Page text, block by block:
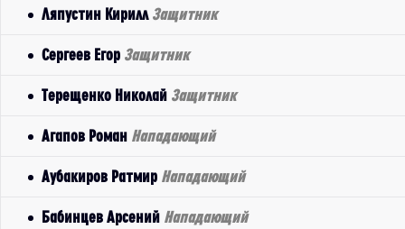
Ляпустин Кирилл Защитник
Сергеев Егор Защитник
Терещенко Николай Защитник
Агапов Роман Нападающий
Аубакиров Ратмир Нападающий
Бабинцев Арсений Нападающий